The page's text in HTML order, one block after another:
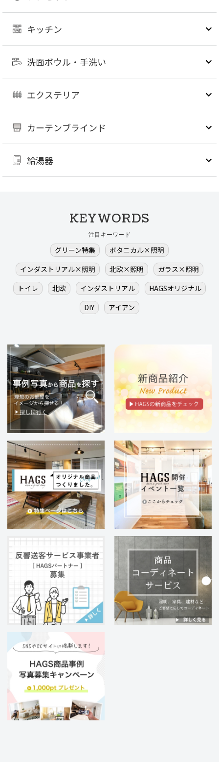
キッチン
洗面ボウル・手洗い
エクステリア
カーテンブラインド
給湯器
KEYWORDS
注目キーワード
グリーン特集
ボタニカル×照明
インダストリアル×照明
北欧×照明
ガラス×照明
トイレ
北欧 インダストリアル
HAGSオリジナル
DIY
アイアン